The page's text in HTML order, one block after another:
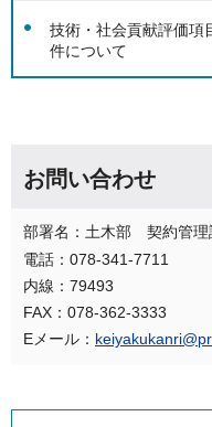
技術・社会貢献評価項
件について
お問い合わせ
部署名：土木部 契約管理
電話：078-341-7711
内線：79493
FAX：078-362-3333
Eメール：